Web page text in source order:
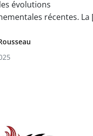
évolutions
récentes. La